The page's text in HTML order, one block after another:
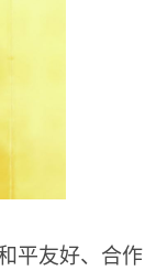
平友好、合作